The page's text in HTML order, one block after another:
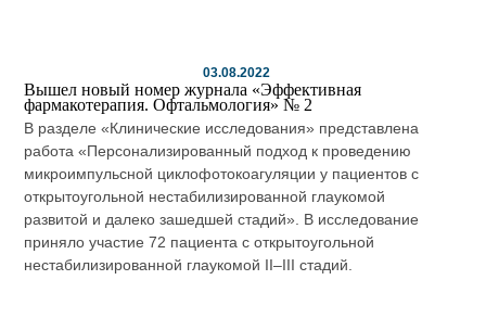
03.08.2022
Вышел новый номер журнала «Эффективная
фармакотерапия. Офтальмология» № 2
В разделе «Клинические исследования» представлена
работа «Персонализированный подход к проведению
микроимпульсной циклофотокоагуляции у пациентов с
открытоугольной нестабилизированной глаукомой
развитой и далеко зашедшей стадий». В исследование
приняло участие 72 пациента с открытоугольной
нестабилизированной глаукомой II–III стадий.